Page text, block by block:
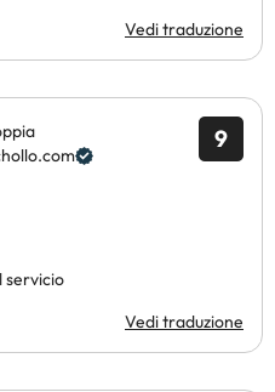
Vedi traduzione
9
servicio
Vedi traduzione